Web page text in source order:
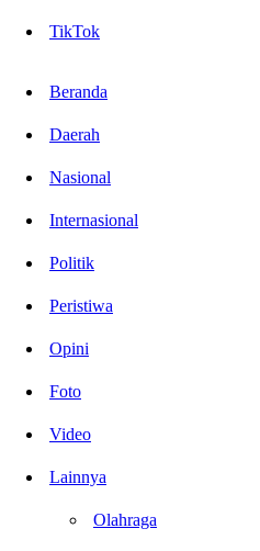
TikTok
Beranda
Daerah
Nasional
Internasional
Politik
Peristiwa
Opini
Foto
Video
Lainnya
Olahraga